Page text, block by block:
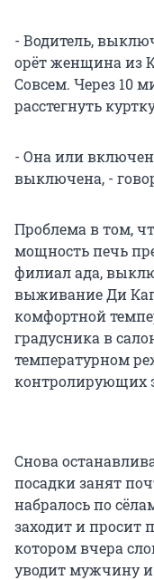
- Водитель,
орёт женщина из
Совсем. Через 10
расстегнуть
- Она или
выключена, -
Проблема в том,
мощность печь
филиал ада,
выживание Ди
комфортной
градусника в
температурном
контролирующих
Снова
посадки занят
набралось по
заходит и просит
котором вчера
уводит мужчину и